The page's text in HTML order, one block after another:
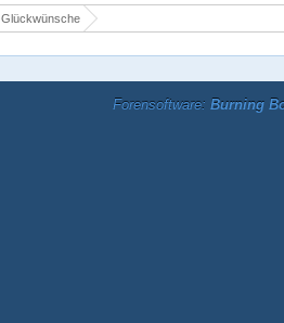
Glückwünsche
Forensoftware: Burning